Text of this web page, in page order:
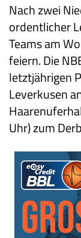
Nach zwei
ordentlicher
Teams am
feiern. Die
letztjährigen
Leverkusen
Uhr) zum